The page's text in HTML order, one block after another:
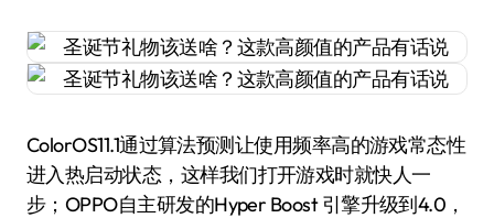
ColorOS11.1通过算法预测让使用频率高的游戏常态性
进入热启动状态，这样我们打开游戏时就快人一
步；OPPO自主研发的Hyper Boost 引擎升级到4.0，